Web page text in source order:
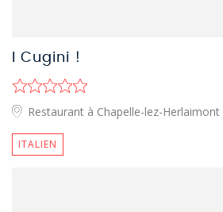
I Cugini !
Restaurant à Chapelle-lez-Herlaimont
ITALIEN